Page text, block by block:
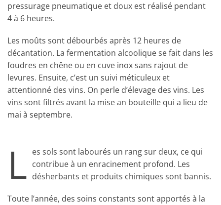
pressurage pneumatique et doux est réalisé pendant
4 à 6 heures.
Les moûts sont débourbés après 12 heures de
décantation. La fermentation alcoolique se fait dans les
foudres en chêne ou en cuve inox sans rajout de
levures. Ensuite, c’est un suivi méticuleux et
attentionné des vins. On perle d’élevage des vins. Les
vins sont filtrés avant la mise an bouteille qui a lieu de
mai à septembre.
L es sols sont labourés un rang sur deux, ce qui
contribue à un enracinement profond. Les
désherbants et produits chimiques sont bannis.
Toute l’année, des soins constants sont apportés à la